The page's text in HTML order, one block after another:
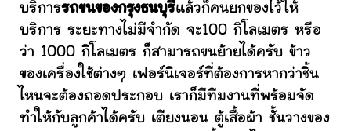
บริการรถขนของกรุงธนบุรีแล้วก็คนยกของไว้ให้
บริการ ระยะทางไม่มีจำกัด จะ100 กิโลเมตร หรือ
ว่า 1000 กิโลเมตร ก็สามารถขนย้ายได้ครับ ข้าว
ของเครื่องใช้ต่างๆ เฟอร์นิเจอร์ที่ต้องการหากว่าชิ้น
ไหนจะต้องถอดประกอบ เราก็มีทีมงานที่พร้อมจัด
ทำให้กับลูกค้าได้ครับ เตียงนอน ตู้เสื้อผ้า ชั้นวางของ